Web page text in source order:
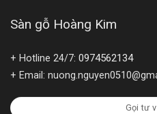
Sàn gỗ Hoàng Kim
+ Hotline 24/7: 0974562134
+ Email:
Gọi tư